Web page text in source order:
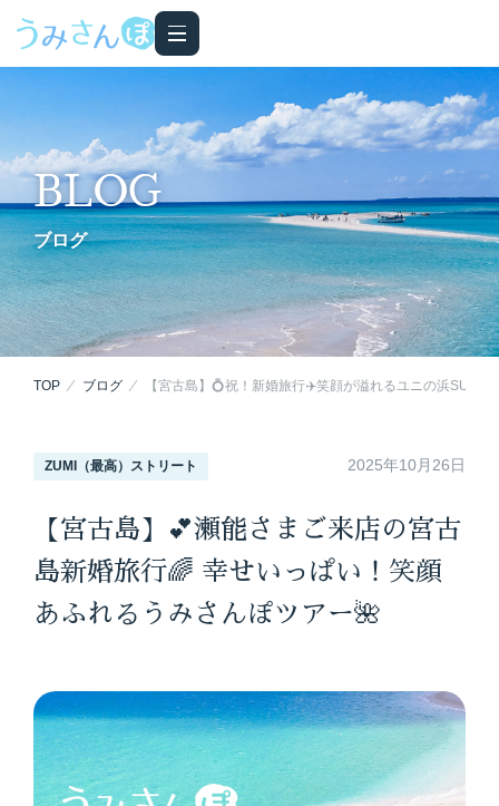
BLOG
ブログ
TOP ブログ 【宮古島】💍祝！新婚旅行✈️笑顔が溢れるユニの浜SUPツ
ZUMI（最高）ストリート 2025年10月26日
【宮古島】💕瀬能さまご来店の宮古
島新婚旅行🌈 幸せいっぱい！笑顔
あふれるうみさんぽツアー🌺